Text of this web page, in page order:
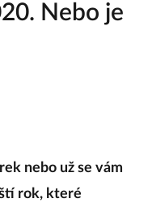
Nebo je
nebo už se vám
rok, které